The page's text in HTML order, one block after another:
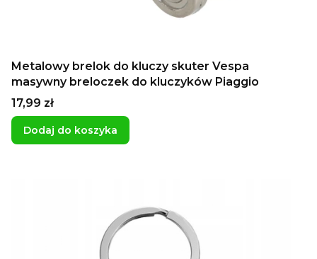
Metalowy brelok do kluczy skuter Vespa
masywny breloczek do kluczyków Piaggio
Cena
17,99 zł
Dodaj do koszyka